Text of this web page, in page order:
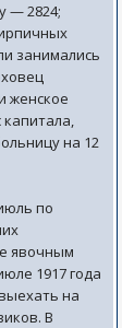
— 2824;
занимались
женское
на 12
по
явочным
1917 года
на
В